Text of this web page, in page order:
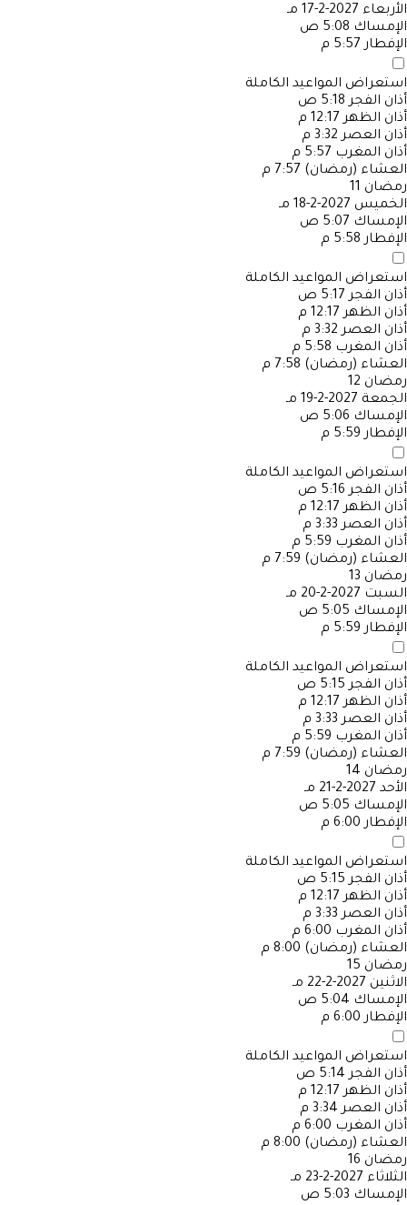
الأربعاء 2027-2-17 مـ
الإمساك 5:08 ص
الإفطار 5:57 م
استعراض المواعيد الكاملة
أذان الفجر 5:18 ص
أذان الظهر 12:17 م
أذان العصر 3:32 م
أذان المغرب 5:57 م
العشاء (رمضان) 7:57 م
رمضان 11
الخميس 2027-2-18 مـ
الإمساك 5:07 ص
الإفطار 5:58 م
استعراض المواعيد الكاملة
أذان الفجر 5:17 ص
أذان الظهر 12:17 م
أذان العصر 3:32 م
أذان المغرب 5:58 م
العشاء (رمضان) 7:58 م
رمضان 12
الجمعة 2027-2-19 مـ
الإمساك 5:06 ص
الإفطار 5:59 م
استعراض المواعيد الكاملة
أذان الفجر 5:16 ص
أذان الظهر 12:17 م
أذان العصر 3:33 م
أذان المغرب 5:59 م
العشاء (رمضان) 7:59 م
رمضان 13
السبت 2027-2-20 مـ
الإمساك 5:05 ص
الإفطار 5:59 م
استعراض المواعيد الكاملة
أذان الفجر 5:15 ص
أذان الظهر 12:17 م
أذان العصر 3:33 م
أذان المغرب 5:59 م
العشاء (رمضان) 7:59 م
رمضان 14
الأحد 2027-2-21 مـ
الإمساك 5:05 ص
الإفطار 6:00 م
استعراض المواعيد الكاملة
أذان الفجر 5:15 ص
أذان الظهر 12:17 م
أذان العصر 3:33 م
أذان المغرب 6:00 م
العشاء (رمضان) 8:00 م
رمضان 15
الاثنين 2027-2-22 مـ
الإمساك 5:04 ص
الإفطار 6:00 م
استعراض المواعيد الكاملة
أذان الفجر 5:14 ص
أذان الظهر 12:17 م
أذان العصر 3:34 م
أذان المغرب 6:00 م
العشاء (رمضان) 8:00 م
رمضان 16
الثلاثاء 2027-2-23 مـ
الإمساك 5:03 ص